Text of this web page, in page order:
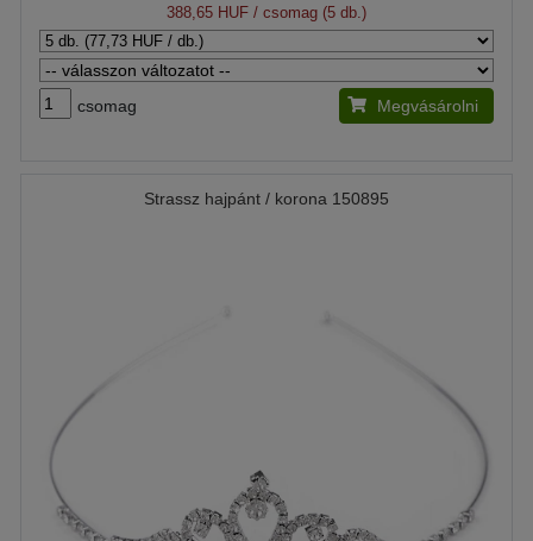
388,65 HUF / csomag (5 db.)
csomag Megvásárolni
Strassz hajpánt / korona 150895